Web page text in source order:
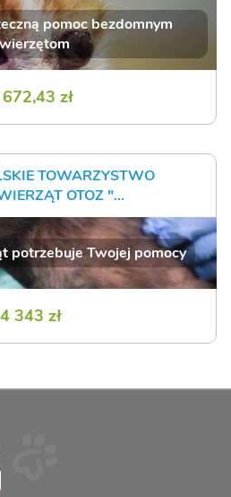
pomoc bezdomnym
zł
TOWARZYSTWO
OTOZ "...
potrzebuje Twojej pomocy
4 343 zł